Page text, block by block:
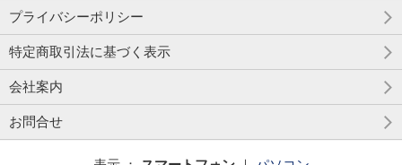
プライバシーポリシー
特定商取引法に基づく表示
会社案内
お問合せ